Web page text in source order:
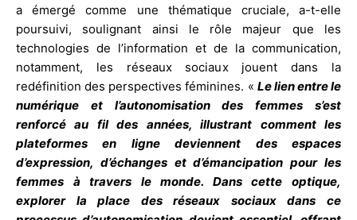
a émergé comme une thématique cruciale, a-t-elle
poursuivi, soulignant ainsi le rôle majeur que les
technologies de l’information et de la communication,
notamment, les réseaux sociaux jouent dans la
redéfinition des perspectives féminines. « Le lien entre le
numérique et l’autonomisation des femmes s’est
renforcé au fil des années, illustrant comment les
plateformes en ligne deviennent des espaces
d’expression, d’échanges et d’émancipation pour les
femmes à travers le monde. Dans cette optique,
explorer la place des réseaux sociaux dans ce